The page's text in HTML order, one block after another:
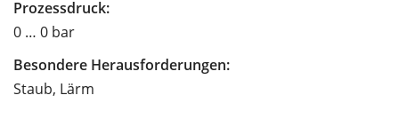
Prozessdruck:
0 … 0 bar
Besondere Herausforderungen:
Staub, Lärm